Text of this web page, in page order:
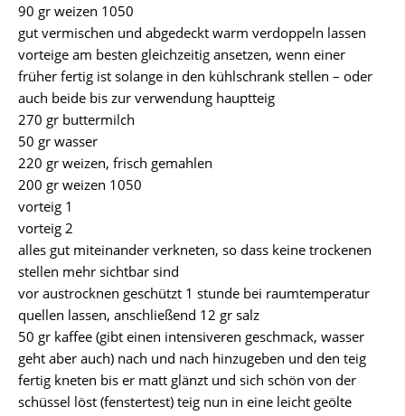
90 gr weizen 1050
gut vermischen und abgedeckt warm verdoppeln lassen
vorteige am besten gleichzeitig ansetzen, wenn einer
früher fertig ist solange in den kühlschrank stellen – oder
auch beide bis zur verwendung hauptteig
270 gr buttermilch
50 gr wasser
220 gr weizen, frisch gemahlen
200 gr weizen 1050
vorteig 1
vorteig 2
alles gut miteinander verkneten, so dass keine trockenen
stellen mehr sichtbar sind
vor austrocknen geschützt 1 stunde bei raumtemperatur
quellen lassen, anschließend 12 gr salz
50 gr kaffee (gibt einen intensiveren geschmack, wasser
geht aber auch) nach und nach hinzugeben und den teig
fertig kneten bis er matt glänzt und sich schön von der
schüssel löst (fenstertest) teig nun in eine leicht geölte